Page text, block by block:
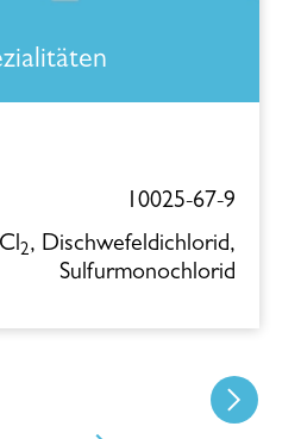
10025-67-9
Cl2, Dischwefeldichlorid,
Sulfurmonochlorid